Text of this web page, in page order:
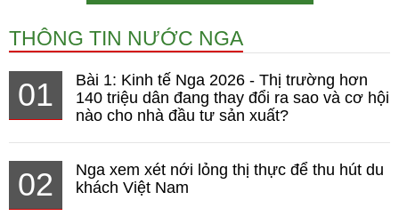
THÔNG TIN NƯỚC NGA
01
Bài 1: Kinh tế Nga 2026 - Thị trường hơn
140 triệu dân đang thay đổi ra sao và cơ hội
nào cho nhà đầu tư sản xuất?
02
Nga xem xét nới lỏng thị thực để thu hút du
khách Việt Nam